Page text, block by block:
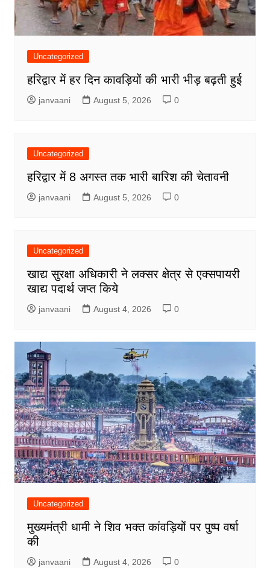
Uncategorized
हरिद्वार में हर दिन कावड़ियों की भारी भीड़ बढ़ती हुई
janvaani August 5, 2026 0
Uncategorized
हरिद्वार में 8 अगस्त तक भारी बारिश की चेतावनी
janvaani August 5, 2026 0
Uncategorized
खाद्य सुरक्षा अधिकारी ने लक्सर क्षेत्र से एक्सपायरी
खाद्य पदार्थ जप्त किये
janvaani August 4, 2026 0
Uncategorized
मुख्यमंत्री धामी ने शिव भक्त कांवड़ियों पर पुष्प वर्षा
की
janvaani August 4, 2026 0